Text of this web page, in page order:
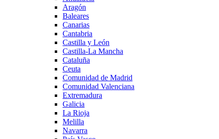
Aragón
Baleares
Canarias
Cantabria
Castilla y León
Castilla-La Mancha
Cataluña
Ceuta
Comunidad de Madrid
Comunidad Valenciana
Extremadura
Galicia
La Rioja
Melilla
Navarra